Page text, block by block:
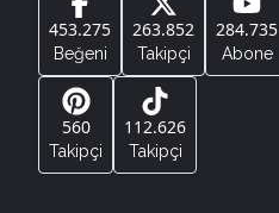
453.275
Beğeni
263.852
Takipçi
284.735
Abone
560
Takipçi
112.626
Takipçi